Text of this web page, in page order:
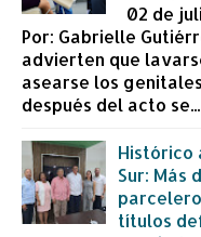
02 de
Por: Gabrielle
advierten que
asearse los
después del acto se...
Histórico
Sur: Más
títulos